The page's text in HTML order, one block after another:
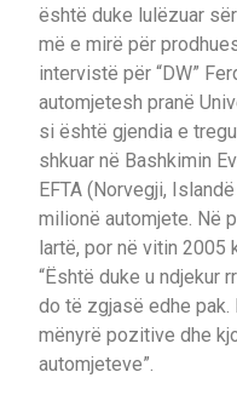
është duke lulëzuar
më e mirë për
intervistë për “DW”
automjetesh pranë
si është gjendia e
shkuar në Bashkimin
EFTA (Norvegji,
milionë automjete. Në
lartë, por në vitin
“Është duke u ndjekur
do të zgjasë edhe pak.
mënyrë pozitive dhe
automjeteve”.